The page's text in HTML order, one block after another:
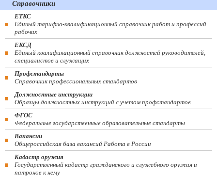
Справочники
ЕТКС
Единый тарифно-квалификационный справочник работ и профессий
рабочих
ЕКСД
Единый квалификационный справочник должностей руководителей,
специалистов и служащих
Профстандарты
Справочник профессиональных стандартов
Должностные инструкции
Образцы должностных инструкций с учетом профстандартов
ФГОС
Федеральные государственные образовательные стандарты
Вакансии
Общероссийская база вакансий Работа в России
Кадастр оружия
Государственный кадастр гражданского и служебного оружия и
патронов к нему